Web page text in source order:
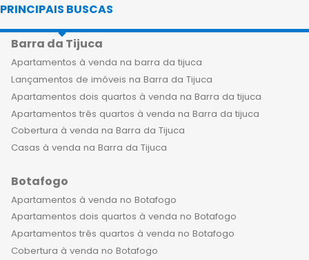
sofisticado para aqueles que buscam
exclusividade e conforto. Os
apartamentos de luxo à venda no
Jardim Botânico contam com design
contemporâneo, acabamentos finos
e amplas áreas de lazer privativas.
Aqui, você encontra um espaço que
combina sofisticação com conforto,
criando um ambiente perfeito para
empreendimentos de alto padrão à
venda no Jardim Botânico no Rio de
Janeiro é uma experiência única e
inesquecível. Com uma vista
deslumbrante da cidade e das
PRINCIPAIS BUSCAS
Barra da Tijuca
Apartamentos à venda na barra da tijuca
Lançamentos de imóveis na Barra da Tijuca
Apartamentos dois quartos à venda na Barra da tijuca
Apartamentos três quartos à venda na Barra da tijuca
Cobertura à venda na Barra da Tijuca
Casas à venda na Barra da Tijuca
Botafogo
Apartamentos à venda no Botafogo
Apartamentos dois quartos à venda no Botafogo
Apartamentos três quartos à venda no Botafogo
Cobertura à venda no Botafogo